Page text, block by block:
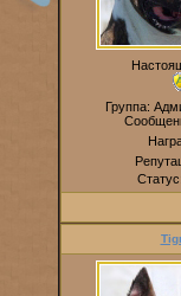
Группа:
Статус: